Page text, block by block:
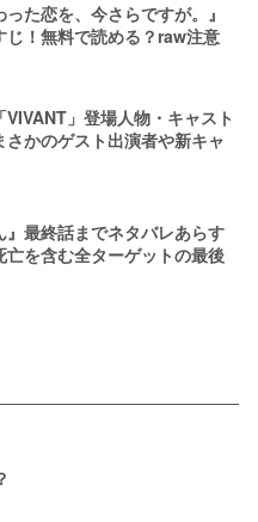
た恋を、今さらですが。』
じ！無料で読める？raw注意
VIVANT」登場人物・キャスト
さかのゲスト出演者や新キャ
』最終話までネタバレあらす
亡を含む全ターゲットの最後